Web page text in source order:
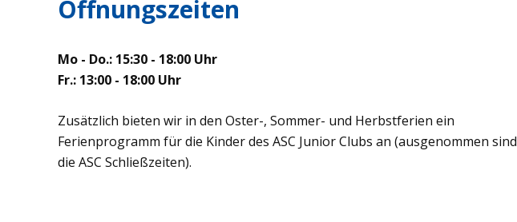
Öffnungszeiten
Mo - Do.: 15:30 - 18:00 Uhr
Fr.: 13:00 - 18:00 Uhr
Zusätzlich bieten wir in den Oster-, Sommer- und Herbstferien ein
Ferienprogramm für die Kinder des ASC Junior Clubs an (ausgenommen sind
die ASC Schließzeiten).